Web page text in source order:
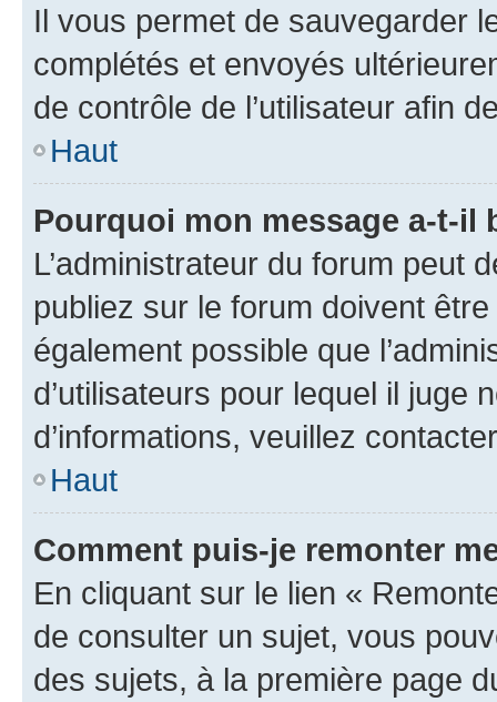
Il vous permet de sauvegarder
complétés et envoyés
de contrôle de l’utilisateur afin
Haut
Pourquoi mon message a-t-il
L’administrateur du forum peut
publiez sur le forum doivent
également possible que
d’utilisateurs pour lequel il juge
d’informations, veuillez
Haut
Comment puis-je remonter
En cliquant sur le lien «
de consulter un sujet, vous
des sujets, à la première page